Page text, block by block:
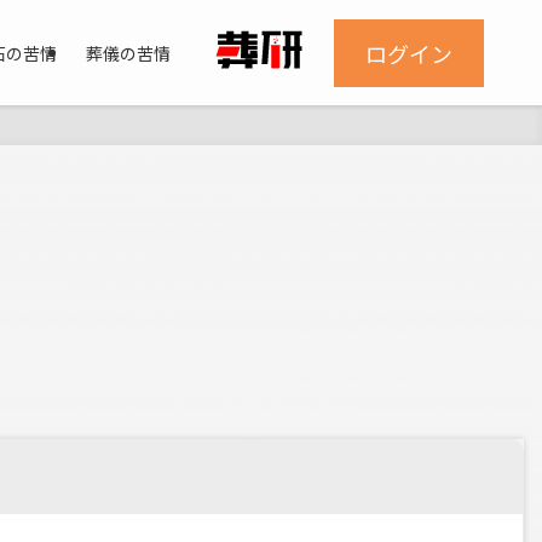
の苦情 葬儀の苦情 ログイン